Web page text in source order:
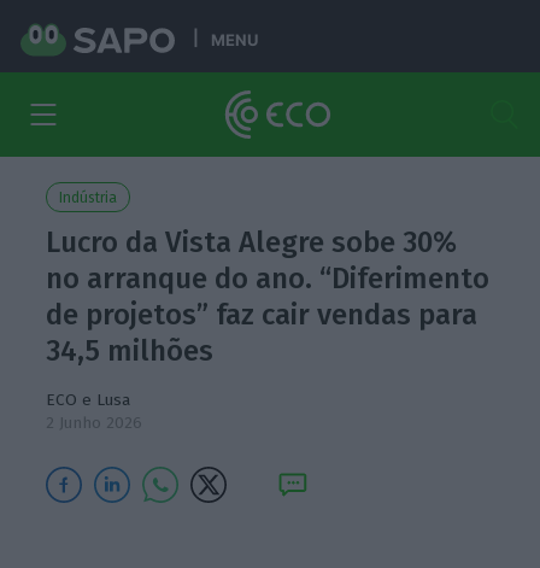
MENU
Indústria
Lucro da Vista Alegre sobe 30%
no arranque do ano. “Diferimento
de projetos” faz cair vendas para
34,5 milhões
ECO e Lusa
2 Junho 2026